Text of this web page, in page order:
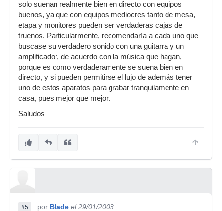
solo suenan realmente bien en directo con equipos
buenos, ya que con equipos mediocres tanto de mesa,
etapa y monitores pueden ser verdaderas cajas de
truenos. Particularmente, recomendaría a cada uno que
buscase su verdadero sonido con una guitarra y un
amplificador, de acuerdo con la música que hagan,
porque es como verdaderamente se suena bien en
directo, y si pueden permitirse el lujo de además tener
uno de estos aparatos para grabar tranquilamente en
casa, pues mejor que mejor.
Saludos
#5 por Blade el 29/01/2003